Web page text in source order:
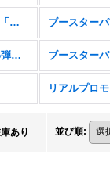
DXスターターデッキ「学院に咲く双華」「武なる雷鳴」
ブースターパック第6弾「絶対なる覇者」
リアルプロモ
あり 並び順: